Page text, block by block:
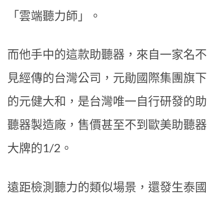
「雲端聽力師」。
而他手中的這款助聽器，來自一家名不
見經傳的台灣公司，元勛國際集團旗下
的元健大和，是台灣唯一自行研發的助
聽器製造廠，售價甚至不到歐美助聽器
大牌的1/2。
遠距檢測聽力的類似場景，還發生泰國